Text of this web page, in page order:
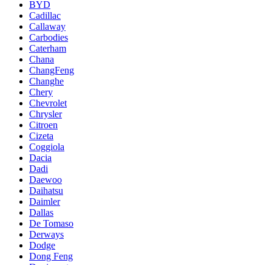
BYD
Cadillac
Callaway
Carbodies
Caterham
Chana
ChangFeng
Changhe
Chery
Chevrolet
Chrysler
Citroen
Cizeta
Coggiola
Dacia
Dadi
Daewoo
Daihatsu
Daimler
Dallas
De Tomaso
Derways
Dodge
Dong Feng